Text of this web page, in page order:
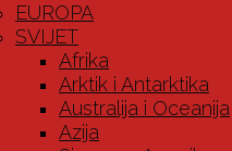
EUROPA
SVIJET
Afrika
Arktik i Antarktika
Australija i Oceanija
Azija